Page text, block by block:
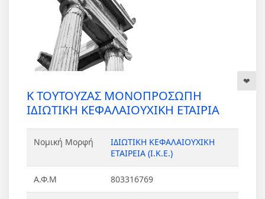
Κ ΤΟΥΤΟΥΖΑΣ ΜΟΝΟΠΡΟΣΩΠΗ
ΙΔΙΩΤΙΚΗ ΚΕΦΑΛΑΙΟΥΧΙΚΗ ΕΤΑΙΡΙΑ
Νομική Μορφή
ΙΔΙΩΤΙΚΗ ΚΕΦΑΛΑΙΟΥΧΙΚΗ
ΕΤΑΙΡΕΙΑ (Ι.Κ.Ε.)
Α.Φ.Μ 803316769